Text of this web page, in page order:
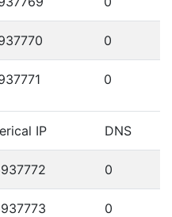
0
0
IP DNS
0
0